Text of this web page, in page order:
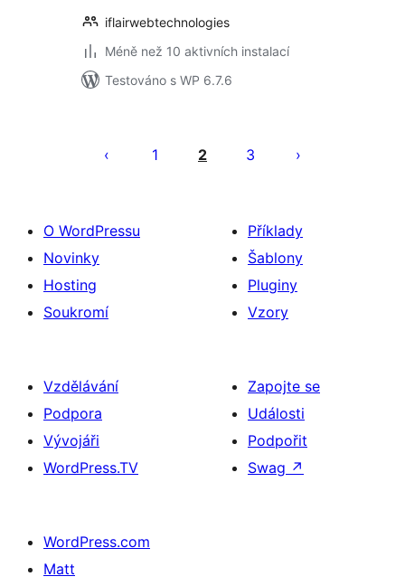
iflairwebtechnologies
Méně než 10 aktivních instalací
Testováno s WP 6.7.6
příspěvků
1 2 3
O WordPressu
Novinky
Hosting
Soukromí
Příklady
Šablony
Pluginy
Vzory
Vzdělávání
Podpora
Vývojáři
WordPress.TV
Zapojte se
Události
Podpořit
Swag ↗
WordPress.com
Matt